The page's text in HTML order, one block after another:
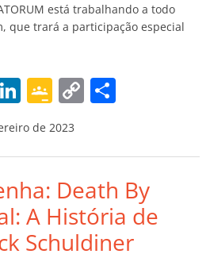
está trabalhando a todo
que trará a participação especial
Li
k
e
dI
n
G
o
o
gl
e
Cl
a
C
y
Li
n
k
p
ar
til
h
de 2023
Death By
A História de
Schuldiner